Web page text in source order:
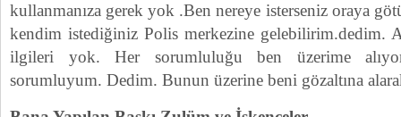
kullanmanıza gerek yok .Ben nereye isterseniz oraya
kendim istediğiniz Polis merkezine gelebilirim.dedim.
ilgileri yok. Her sorumluluğu ben üzerime
sorumluyum. Dedim. Bunun üzerine beni gözaltına